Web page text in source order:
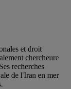
et droit
chercheure
recherches
de l'Iran en mer